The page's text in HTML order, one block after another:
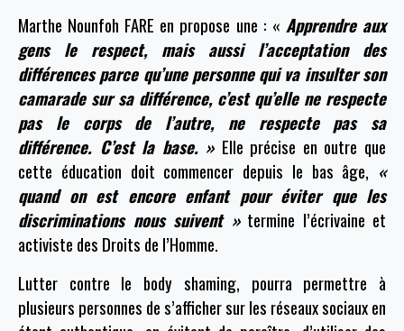
Marthe Nounfoh FARE en propose une : « Apprendre aux
gens le respect, mais aussi l’acceptation des
différences parce qu’une personne qui va insulter son
camarade sur sa différence, c’est qu’elle ne respecte
pas le corps de l’autre, ne respecte pas sa
différence. C’est la base. » Elle précise en outre que
cette éducation doit commencer depuis le bas âge, «
quand on est encore enfant pour éviter que les
discriminations nous suivent »termine l’écrivaine et
activiste des Droits de l’Homme.
Lutter contre le body shaming, pourra permettre à
plusieurs personnes de s’afficher sur les réseaux sociaux en